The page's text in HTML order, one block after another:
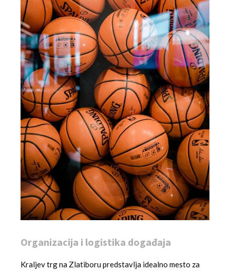
Organizacija i logistika događaja
Kraljev trg na Zlatiboru predstavlja idealno mesto za